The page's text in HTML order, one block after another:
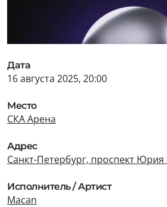
Дата
16 августа 2025, 20:00
Место
СКА Арена
Адрес
Санкт-Петербург, проспект Юрия
Исполнитель / Артист
Macan